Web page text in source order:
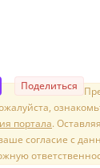
Поделиться
портала.
согласие с